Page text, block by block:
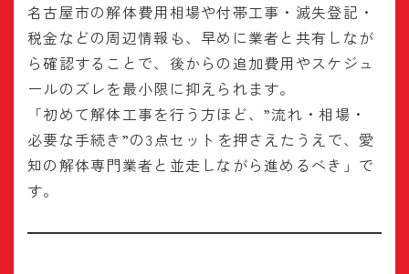
名古屋市の解体費用相場や付帯工事・滅失登記・
税金などの周辺情報も、早めに業者と共有しなが
ら確認することで、後からの追加費用やスケジュ
ールのズレを最小限に抑えられます。
「初めて解体工事を行う方ほど、”流れ・相場・
必要な手続き”の3点セットを押さえたうえで、愛
知の解体専門業者と並走しながら進めるべき」で
す。